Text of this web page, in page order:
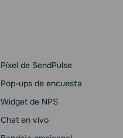
Píxel de SendPulse
Pop-ups de encuesta
Widget de NPS
Chat en vivo